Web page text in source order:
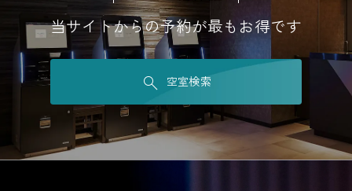
当サイトからの予約が最もお得です
空室検索